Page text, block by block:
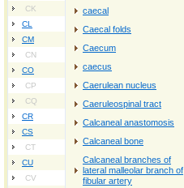
CK
CL
CM
CN
CO
CP
CQ
CR
CS
CT
CU
CV
caecal
Caecal folds
Caecum
caecus
Caerulean nucleus
Caeruleospinal tract
Calcaneal anastomosis
Calcaneal bone
Calcaneal branches of
lateral malleolar branch of
fibular artery